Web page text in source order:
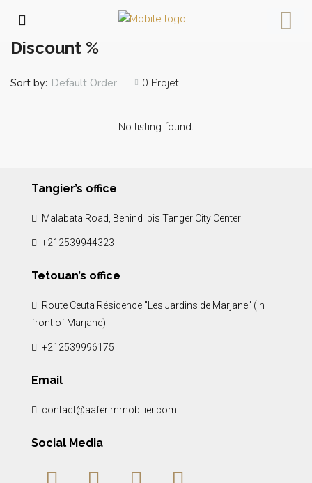
Home
Discount %
0 Projet
Sort by: Default Order
No listing found.
Tangier’s office
Malabata Road, Behind Ibis Tanger City Center
+212539944323
Tetouan’s office
Route Ceuta Résidence "Les Jardins de Marjane" (in
front of Marjane)
+212539996175
Email
contact@aaferimmobilier.com
Social Media